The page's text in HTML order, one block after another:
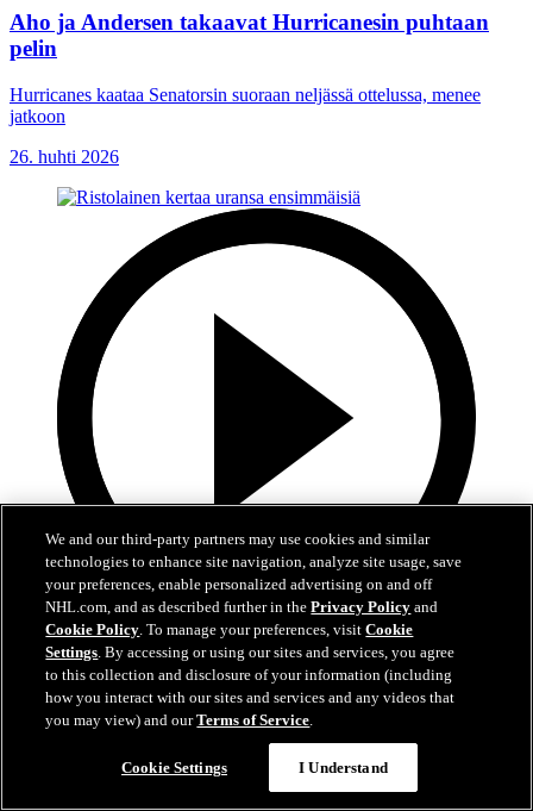
Aho ja Andersen takaavat Hurricanesin puhtaan
pelin
Hurricanes kaataa Senatorsin suoraan neljässä ottelussa, menee
jatkoon
26. huhti 2026
2:48
Ristolainen kertaa uransa ensimmäisiä
Flyers-puolustaja pääsee ensimmäisiin pudotuspeleihinsä
We and our third-party partners may use cookies and similar
technologies to enhance site navigation, analyze site usage, save
your preferences, enable personalized advertising on and off
NHL.com, and as described further in thePrivacy Policy and
Cookie Policy. To manage your preferences, visitCookie
Settings. By accessing or using our sites and services, you agree
to this collection and disclosure of your information (including
how you interact with our sites and services and any videos that
you may view) and ourTerms of Service.
Cookie Settings I Understand